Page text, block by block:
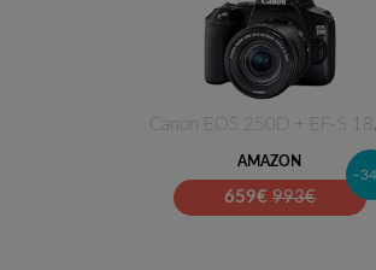
AMAZON
659€ 993€